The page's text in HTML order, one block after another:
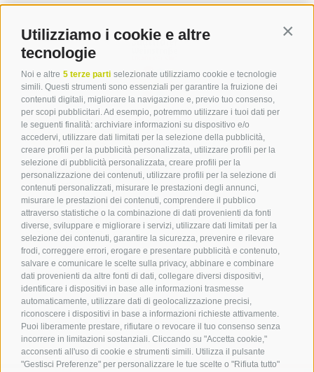
Utilizziamo i cookie e altre
tecnologie
Noi e altre 5 terze parti selezionate utilizziamo cookie e tecnologie
simili. Questi strumenti sono essenziali per garantire la fruizione dei
contenuti digitali, migliorare la navigazione e, previo tuo consenso,
per scopi pubblicitari. Ad esempio, potremmo utilizzare i tuoi dati per
le seguenti finalità: archiviare informazioni su dispositivo e/o
accedervi, utilizzare dati limitati per la selezione della pubblicità,
creare profili per la pubblicità personalizzata, utilizzare profili per la
selezione di pubblicità personalizzata, creare profili per la
personalizzazione dei contenuti, utilizzare profili per la selezione di
contenuti personalizzati, misurare le prestazioni degli annunci,
misurare le prestazioni dei contenuti, comprendere il pubblico
attraverso statistiche o la combinazione di dati provenienti da fonti
diverse, sviluppare e migliorare i servizi, utilizzare dati limitati per la
selezione dei contenuti, garantire la sicurezza, prevenire e rilevare
frodi, correggere errori, erogare e presentare pubblicità e contenuto,
salvare e comunicare le scelte sulla privacy, abbinare e combinare
dati provenienti da altre fonti di dati, collegare diversi dispositivi,
identificare i dispositivi in base alle informazioni trasmesse
automaticamente, utilizzare dati di geolocalizzazione precisi,
riconoscere i dispositivi in base a informazioni richieste attivamente.
Puoi liberamente prestare, rifiutare o revocare il tuo consenso senza
incorrere in limitazioni sostanziali. Cliccando su "Accetta cookie,"
acconsenti all'uso di cookie e strumenti simili. Utilizza il pulsante
"Gestisci Preferenze" per personalizzare le tue scelte o "Rifiuta tutto"
Contatto
Associazione Turistica
Terlano
P.zza Dott. Weiser 2
39018 Terlano BZ
Tel. 0471 257 165
info@terlan.info